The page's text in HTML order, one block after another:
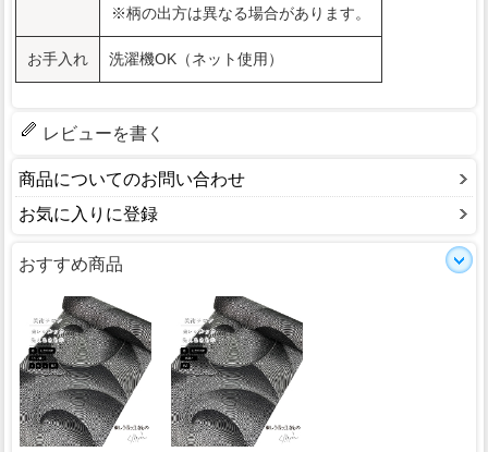
※柄の出方は異なる場合があります。
お手入れ 洗濯機OK（ネット使用）
レビューを書く
商品についてのお問い合わせ
お気に入りに登録
おすすめ商品